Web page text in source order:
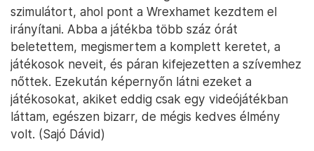
szimulátort, ahol pont a Wrexhamet kezdtem el
irányítani. Abba a játékba több száz órát
beletettem, megismertem a komplett keretet, a
játékosok neveit, és páran kifejezetten a szívemhez
nőttek. Ezekután képernyőn látni ezeket a
játékosokat, akiket eddig csak egy videójátékban
láttam, egészen bizarr, de mégis kedves élmény
volt. (Sajó Dávid)